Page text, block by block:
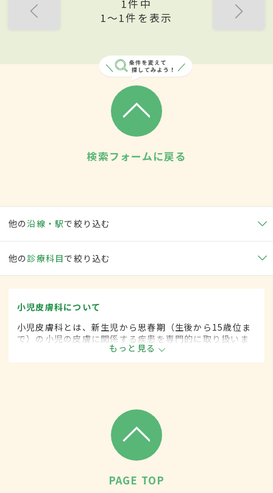
1件中
1〜1件を表示
検索フォームに戻る
他の沿線・駅で絞り込む
他の 診療科目で絞り込む
小児皮膚科について
小児皮膚科とは、新生児から思春期（生後から15歳位ま
で）の小児の皮膚に関係する疾患を専門的に取り扱いま
もっと見る
PAGE TOP